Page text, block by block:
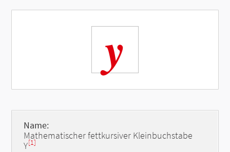
𝒚
Name:
Mathematischer fettkursiver Kleinbuchstabe
Y[1]